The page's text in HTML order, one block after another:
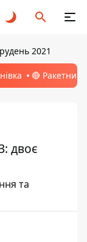
2021
🔴 Ракетний
двоє
та